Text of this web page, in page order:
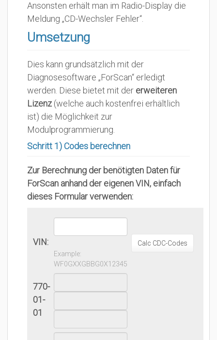
Ansonsten erhält man im Radio-Display die
Meldung „CD-Wechsler Fehler“.
Umsetzung
Dies kann grundsätzlich mit der
Diagnosesoftware „ForScan“ erledigt
werden. Diese bietet mit der erweiteren
Lizenz (welche auch kostenfrei erhältlich
ist) die Möglichkeit zur
Modulprogrammierung.
Schritt 1) Codes berechnen
Zur Berechnung der benötigten Daten für
ForScan anhand der eigenen VIN, einfach
dieses Formular verwenden:
VIN:
Example:
WF0GXXGBBG0X12345
770-
01-
01